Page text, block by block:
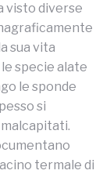
visto diverse
sua vita
specie alate
le sponde
si
termale di